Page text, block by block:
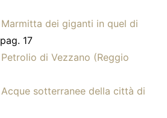
Marmitta dei giganti in quel di
pag. 17
Petrolio di Vezzano (Reggio
Acque sotterranee della città di